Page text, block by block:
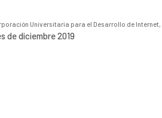
Universitaria para el Desarrollo de Internet,
de diciembre 2019